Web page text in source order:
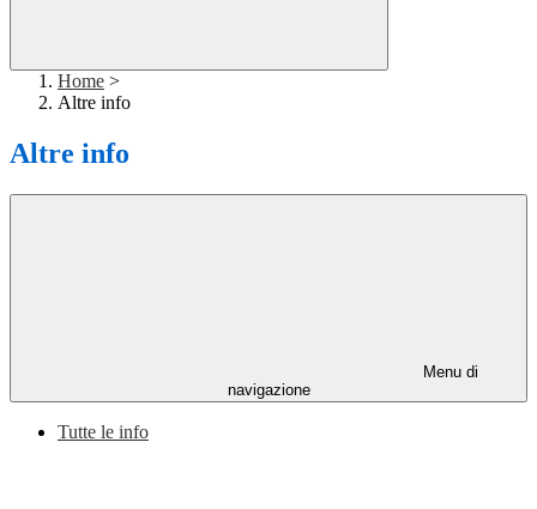
Home >
Altre info
Altre info
Menu di
navigazione
Tutte le info